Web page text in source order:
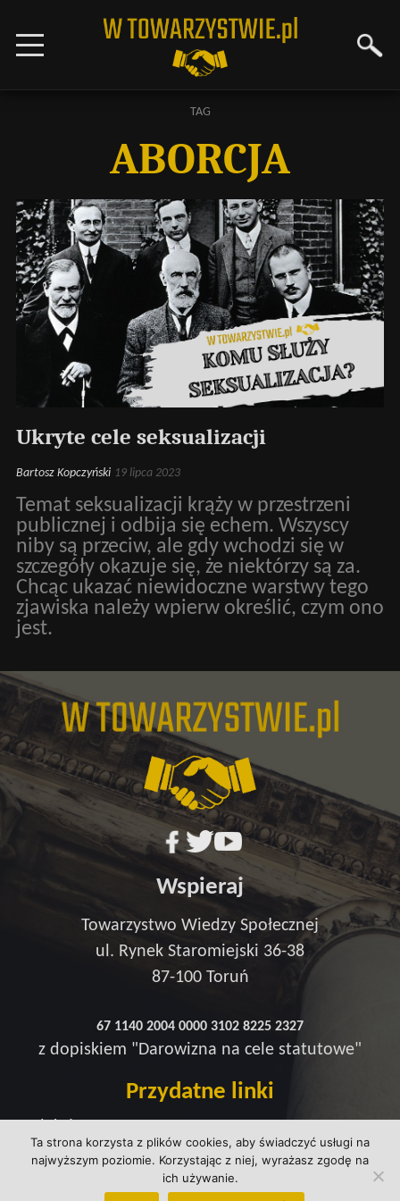
TAG
ABORCJA
Ukryte cele seksualizacji
Bartosz Kopczyński 19 lipca 2023
Temat seksualizacji krąży w przestrzeni
publicznej i odbija się echem. Wszyscy
niby są przeciw, ale gdy wchodzi się w
szczegóły okazuje się, że niektórzy są za.
Chcąc ukazać niewidoczne warstwy tego
zjawiska należy wpierw określić, czym ono
jest.
Ta strona korzysta z plików cookies, aby świadczyć usługi na
najwyższym poziomie. Korzystając z niej, wyrażasz zgodę na
ich używanie.
Wspieraj
Towarzystwo Wiedzy Społecznej
ul. Rynek Staromiejski 36-38
87-100 Toruń
67 1140 2004 0000 3102 8225 2327
z dopiskiem "Darowizna na cele statutowe"
Przydatne linki
Strefa wsparcia
Polityka prywatności